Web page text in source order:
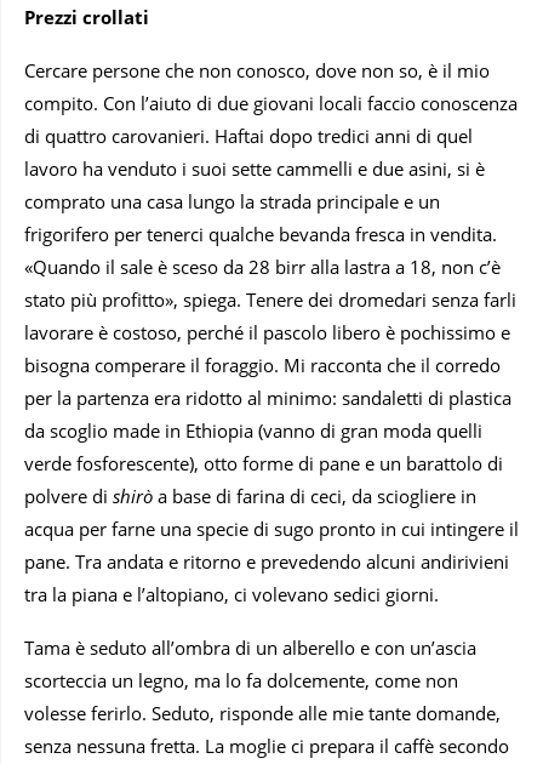
Prezzi crollati
Cercare persone che non conosco, dove non so, è il mio
compito. Con l’aiuto di due giovani locali faccio conoscenza
di quattro carovanieri. Haftai dopo tredici anni di quel
lavoro ha venduto i suoi sette cammelli e due asini, si è
comprato una casa lungo la strada principale e un
frigorifero per tenerci qualche bevanda fresca in vendita.
«Quando il sale è sceso da 28 birr alla lastra a 18, non c’è
stato più profitto», spiega. Tenere dei dromedari senza farli
lavorare è costoso, perché il pascolo libero è pochissimo e
bisogna comperare il foraggio. Mi racconta che il corredo
per la partenza era ridotto al minimo: sandaletti di plastica
da scoglio made in Ethiopia (vanno di gran moda quelli
verde fosforescente), otto forme di pane e un barattolo di
polvere di shirò a base di farina di ceci, da sciogliere in
acqua per farne una specie di sugo pronto in cui intingere il
pane. Tra andata e ritorno e prevedendo alcuni andirivieni
tra la piana e l’altopiano, ci volevano sedici giorni.
Tama è seduto all’ombra di un alberello e con un’ascia
scorteccia un legno, ma lo fa dolcemente, come non
volesse ferirlo. Seduto, risponde alle mie tante domande,
senza nessuna fretta. La moglie ci prepara il caffè secondo